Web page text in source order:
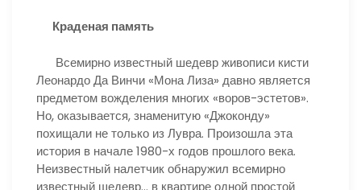
Краденая память
Всемирно известный шедевр живописи кисти
Леонардо Да Винчи «Мона Лиза» давно является
предметом вожделения многих «воров-эстетов».
Но, оказывается, знаменитую «Джоконду»
похищали не только из Лувра. Произошла эта
история в начале 1980-х годов прошлого века.
Неизвестный налетчик обнаружил всемирно
известный шедевр… в квартире одной простой